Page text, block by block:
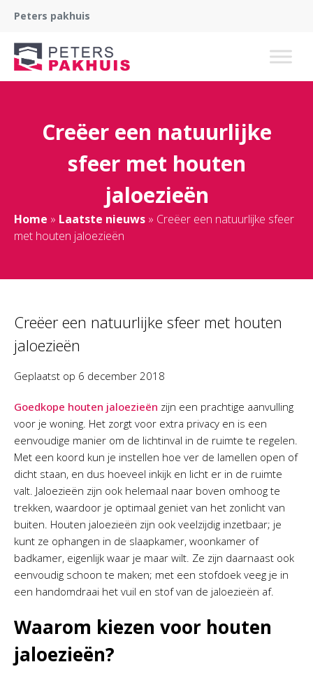
Peters pakhuis
Creëer een natuurlijke
sfeer met houten
jaloezieën
Home » Laatste nieuws » Creëer een natuurlijke sfeer
met houten jaloezieën
Creëer een natuurlijke sfeer met houten
jaloezieën
Geplaatst op 6 december 2018
Goedkope houten jaloezieën zijn een prachtige aanvulling
voor je woning. Het zorgt voor extra privacy en is een
eenvoudige manier om de lichtinval in de ruimte te regelen.
Met een koord kun je instellen hoe ver de lamellen open of
dicht staan, en dus hoeveel inkijk en licht er in de ruimte
valt. Jaloezieën zijn ook helemaal naar boven omhoog te
trekken, waardoor je optimaal geniet van het zonlicht van
buiten. Houten jaloezieën zijn ook veelzijdig inzetbaar; je
kunt ze ophangen in de slaapkamer, woonkamer of
badkamer, eigenlijk waar je maar wilt. Ze zijn daarnaast ook
eenvoudig schoon te maken; met een stofdoek veeg je in
een handomdraai het vuil en stof van de jaloezieën af.
Waarom kiezen voor houten
jaloezieën?